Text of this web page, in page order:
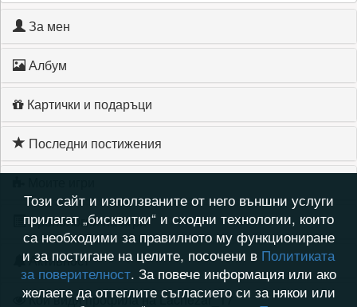
За мен
Албум
Картички и подаръци
Последни постижения
Хронология на игри
Активност
Кой видя профила на Lachezar_17
Този сайт и използваните от него външни услуги
прилагат „бисквитки“ и сходни технологии, които
са необходими за правилното му функциониране
и за постигане на целите, посочени в Политиката
за поверителност. За повече информация или ако
желаете да оттеглите съгласието си за някои или